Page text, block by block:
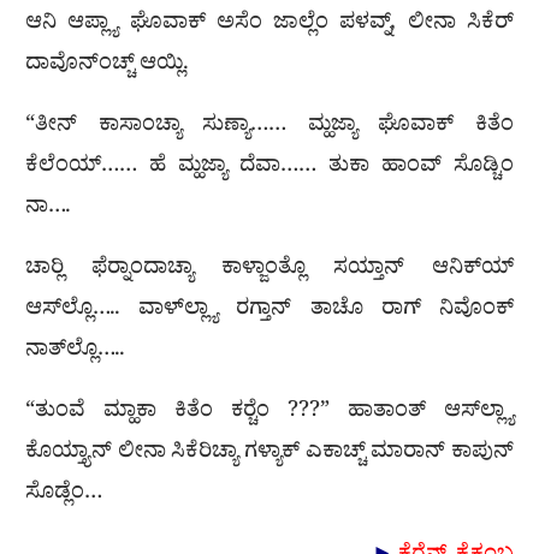
ಆನಿ ಆಪ್ಲ್ಯಾ ಘೊವಾಕ್ ಅಸೆಂ ಜಾಲ್ಲೆಂ ಪಳವ್ನ್, ಲೀನಾ ಸಿಕೆರ್
ದಾವೊನ್‌ಂಚ್ಚ್ ಆಯ್ಲಿ.
“ತೀನ್ ಕಾಸಾಂಚ್ಯಾ ಸುಣ್ಯಾ…… ಮ್ಹಜ್ಯಾ ಘೊವಾಕ್ ಕಿತೆಂ
ಕೆಲೆಂಯ್…… ಹೆ ಮ್ಹಜ್ಯಾ ದೆವಾ…… ತುಕಾ ಹಾಂವ್ ಸೊಡ್ಚಿಂ
ನಾ….
ಚಾರ‍್ಲಿ ಫೆರ‍್ನಾಂದಾಚ್ಯಾ ಕಾಳ್ಜಾಂತ್ಲೊ ಸಯ್ತಾನ್ ಆನಿಕ್‌ಯ್
ಆಸ್‌ಲ್ಲೊ….. ವಾಳ್‌ಲ್ಲ್ಯಾ ರಗ್ತಾನ್ ತಾಚೊ ರಾಗ್ ನಿವೊಂಕ್
ನಾತ್‌ಲ್ಲೊ…..
“ತುಂವೆ ಮ್ಹಾಕಾ ಕಿತೆಂ ಕರ‍್ಚೆಂ ???” ಹಾತಾಂತ್ ಆಸ್‌ಲ್ಲ್ಯಾ
ಕೊಯ್ತ್ಯಾನ್ ಲೀನಾ ಸಿಕೆರಿಚ್ಯಾ ಗಳ್ಯಾಕ್ ಎಕಾಚ್ಚ್ ಮಾರಾನ್ ಕಾಪುನ್
ಸೊಡ್ಲೆಂ…